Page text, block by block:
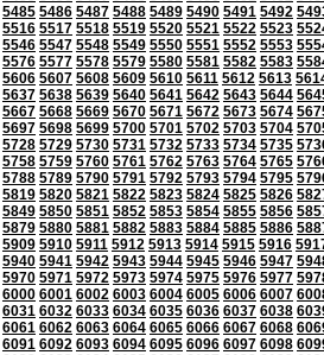
5485 5486 5487 5488 5489 5490 5491 5492
5516 5517 5518 5519 5520 5521 5522 5523
5546 5547 5548 5549 5550 5551 5552 5553
5576 5577 5578 5579 5580 5581 5582 5583
5606 5607 5608 5609 5610 5611 5612 5613
5637 5638 5639 5640 5641 5642 5643 5644
5667 5668 5669 5670 5671 5672 5673 5674
5697 5698 5699 5700 5701 5702 5703 5704
5728 5729 5730 5731 5732 5733 5734 5735
5758 5759 5760 5761 5762 5763 5764 5765
5788 5789 5790 5791 5792 5793 5794 5795
5819 5820 5821 5822 5823 5824 5825 5826
5849 5850 5851 5852 5853 5854 5855 5856
5879 5880 5881 5882 5883 5884 5885 5886
5909 5910 5911 5912 5913 5914 5915 5916
5940 5941 5942 5943 5944 5945 5946 5947
5970 5971 5972 5973 5974 5975 5976 5977
6000 6001 6002 6003 6004 6005 6006 6007
6031 6032 6033 6034 6035 6036 6037 6038
6061 6062 6063 6064 6065 6066 6067 6068
6091 6092 6093 6094 6095 6096 6097 6098